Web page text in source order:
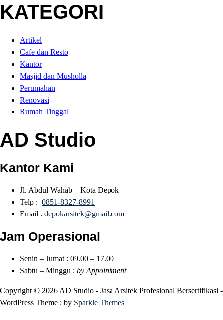
KATEGORI
Artikel
Cafe dan Resto
Kantor
Masjid dan Musholla
Perumahan
Renovasi
Rumah Tinggal
AD Studio
Kantor Kami
Jl. Abdul Wahab – Kota Depok
Telp : 0851-8327-8991
Email : depokarsitek@gmail.com
Jam Operasional
Senin – Jumat : 09.00 – 17.00
Sabtu – Minggu : by Appointment
Copyright © 2026 AD Studio - Jasa Arsitek Profesional Bersertifikasi -
WordPress Theme : by Sparkle Themes